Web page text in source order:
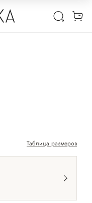
1 / 2
Таблица размеров